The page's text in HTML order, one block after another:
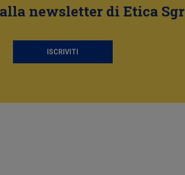
newsletter di Etica Sgr
ISCRIVITI